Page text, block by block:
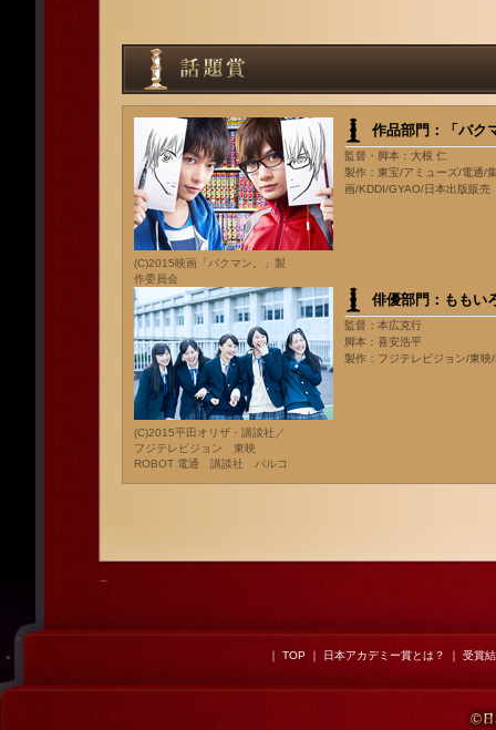
(C)2015映画「バクマン。」製
作委員会
作品部門：「バク
監督・脚本：大根 仁
製作：東宝/アミューズ/電通/
画/KDDI/GYAO/日本出版販売
(C)2015平田オリザ・講談社／
フジテレビジョン 東映
ROBOT 電通 講談社 パルコ
俳優部門：ももい
監督：本広克行
脚本：喜安浩平
製作：フジテレビジョン/東
｜ TOP｜ 日本アカデミー賞とは？ ｜ 受賞